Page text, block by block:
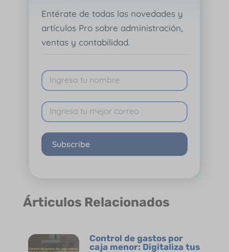
Entérate de todas las novedades y
artículos Pro sobre administración,
ventas y contabilidad.
Subscribe
Árticulos Relacionados
Control de gastos por
caja menor: Digitaliza tus